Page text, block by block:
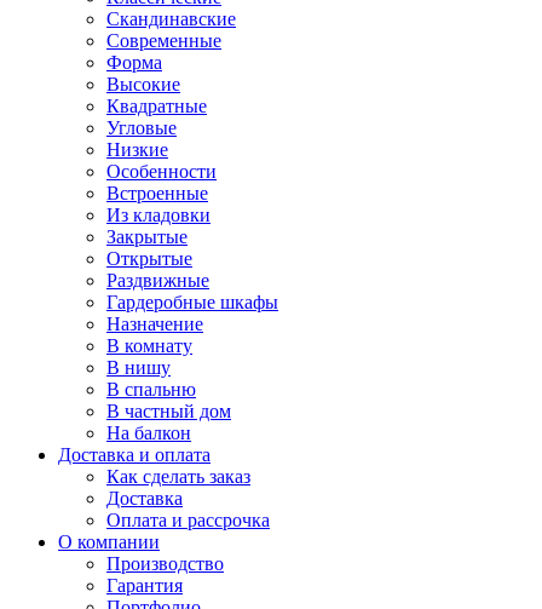
Скандинавские
Современные
Форма
Высокие
Квадратные
Угловые
Низкие
Особенности
Встроенные
Из кладовки
Закрытые
Открытые
Раздвижные
Гардеробные шкафы
Назначение
В комнату
В нишу
В спальню
В частный дом
На балкон
Доставка и оплата
Как сделать заказ
Доставка
Оплата и рассрочка
О компании
Производство
Гарантия